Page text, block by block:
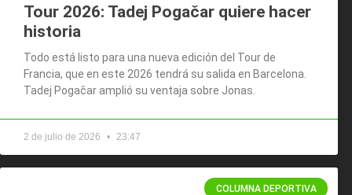
Tour 2026: Tadej Pogačar quiere hacer
historia
Todo está listo para una nueva edición del Tour de
Francia, que en este 2026 tendrá su salida en Barcelona.
Tadej Pogačar amplió su ventaja sobre Jonas.
2 de julio de 2026 23:47
COLUMNA DEPORTIVA